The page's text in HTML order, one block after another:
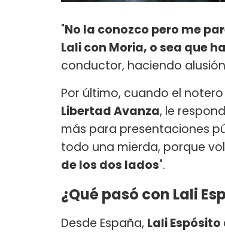
"No la conozco pero me
Lali con Moria, o sea que
conductor, haciendo
Por último, cuando el
Libertad Avanza, le
más para presentaciones
todo una mierda, porque
de los dos lados".
¿Qué pasó con Lali
Desde España, Lali Espósito